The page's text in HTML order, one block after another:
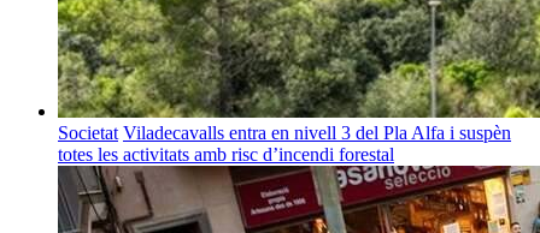
Societat Viladecavalls entra en nivell 3 del Pla Alfa i suspèn
totes les activitats amb risc d’incendi forestal